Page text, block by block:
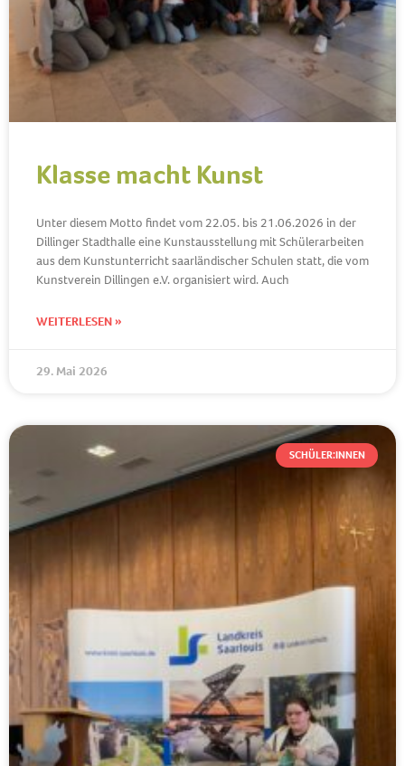
Klasse macht Kunst
Unter diesem Motto findet vom 22.05. bis 21.06.2026 in der
Dillinger Stadthalle eine Kunstausstellung mit Schülerarbeiten
aus dem Kunstunterricht saarländischer Schulen statt, die vom
Kunstverein Dillingen e.V. organisiert wird. Auch
WEITERLESEN »
29. Mai 2026
SCHÜLER:INNEN